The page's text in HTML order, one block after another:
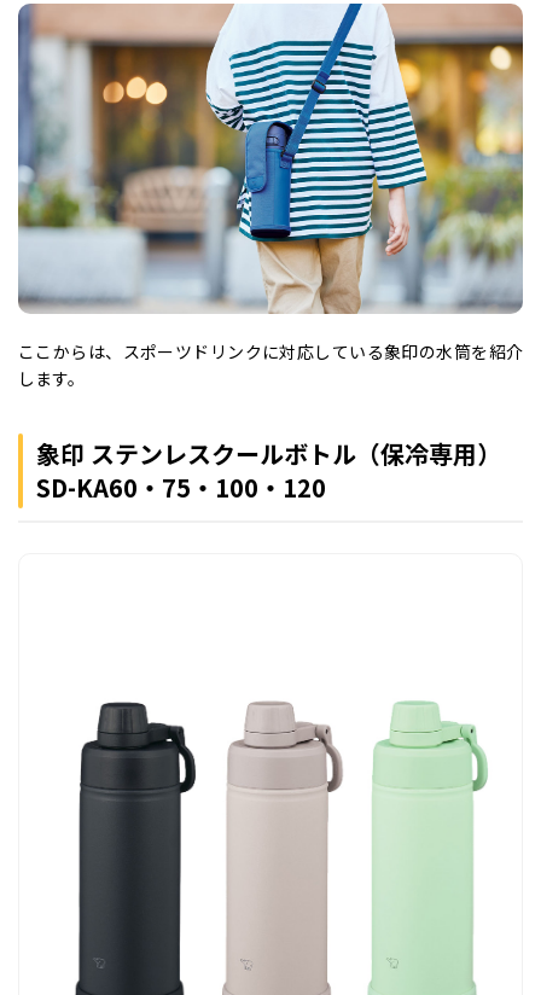
ここからは、スポーツドリンクに対応している象印の水筒を紹介
します。
象印 ステンレスクールボトル（保冷専用）
SD-KA60・75・100・120